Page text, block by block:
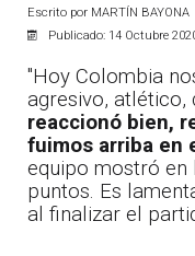
Escrito por MARTÍN BAYONA
Publicado: 14 Octubre
"Hoy Colombia
agresivo, atlético,
reaccionó bien,
fuimos arriba en
equipo mostró en
puntos. Es
al finalizar el